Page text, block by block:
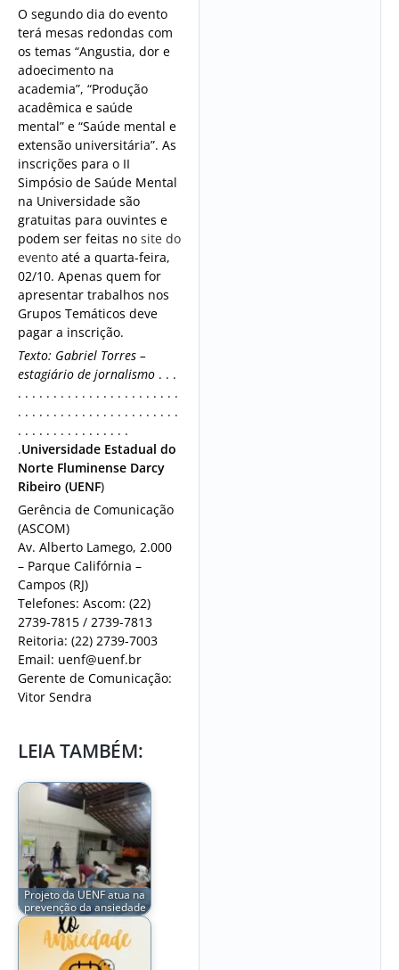
O segundo dia do evento
terá mesas redondas com
os temas “Angustia, dor e
adoecimento na
academia”, “Produção
acadêmica e saúde
mental” e “Saúde mental e
extensão universitária”. As
inscrições para o II
Simpósio de Saúde Mental
na Universidade são
gratuitas para ouvintes e
podem ser feitas no site do
evento até a quarta-feira,
02/10. Apenas quem for
apresentar trabalhos nos
Grupos Temáticos deve
pagar a inscrição.
Texto: Gabriel Torres –
estagiário de jornalismo . . .
. . . . . . . . . . . . . . . . . . . . . . .
. . . . . . . . . . . . . . . . . . . . . . .
. . . . . . . . . . . . . . . .
.Universidade Estadual do
Norte Fluminense Darcy
Ribeiro (UENF)
Gerência de Comunicação
(ASCOM)
Av. Alberto Lamego, 2.000
– Parque Califórnia –
Campos (RJ)
Telefones: Ascom: (22)
2739-7815 / 2739-7813
Reitoria: (22) 2739-7003
Email: uenf@uenf.br
Gerente de Comunicação:
Vitor Sendra
LEIA TAMBÉM:
Projeto da UENF atua na
prevenção da ansiedade